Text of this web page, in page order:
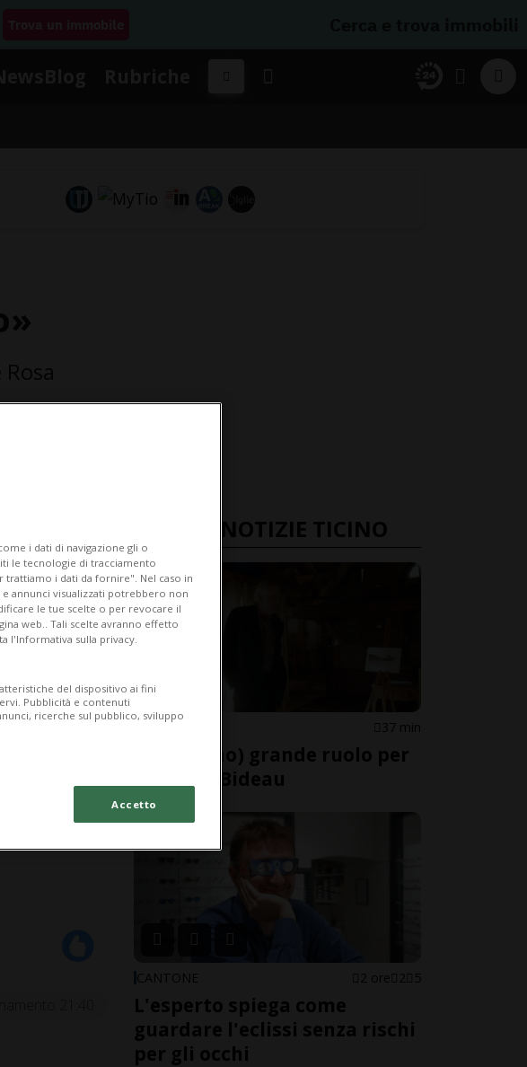
ULTIME NOTIZIE TICINO
LOCARNO 37 min
Un (ultimo) grande ruolo per
Jean-Luc Bideau
CANTONE 2 ore 2 5
L'esperto spiega come
guardare l'eclissi senza rischi
per gli occhi
i dati di navigazione gli o
le tecnologie di tracciamento
i dati da fornire". Nel caso in
annunci visualizzati potrebbero non
le tue scelte o per revocare il
web.. Tali scelte avranno effetto
l'Informativa sulla privacy.
del dispositivo ai fini
Pubblicità e contenuti
ricerche sul pubblico, sviluppo
Accetto